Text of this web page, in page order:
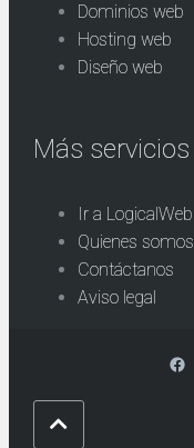
Dominios web
Hosting web
Diseño web
Más servicios
Ir a LogicalWeb
Quienes somos
Contáctanos
Aviso legal
Facebook